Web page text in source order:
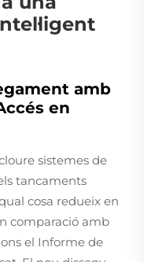
amb
en
sistemes de
tancaments
cosa redueix en
comparació amb
el Informe de